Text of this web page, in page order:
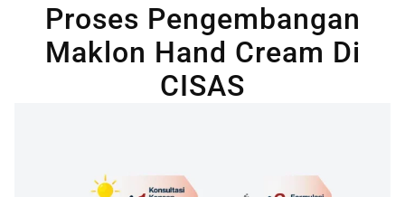
Proses Pengembangan
Maklon Hand Cream Di
CISAS